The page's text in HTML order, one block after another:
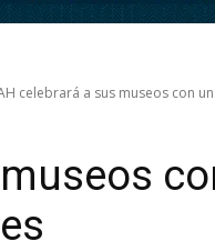
celebrará a sus museos con